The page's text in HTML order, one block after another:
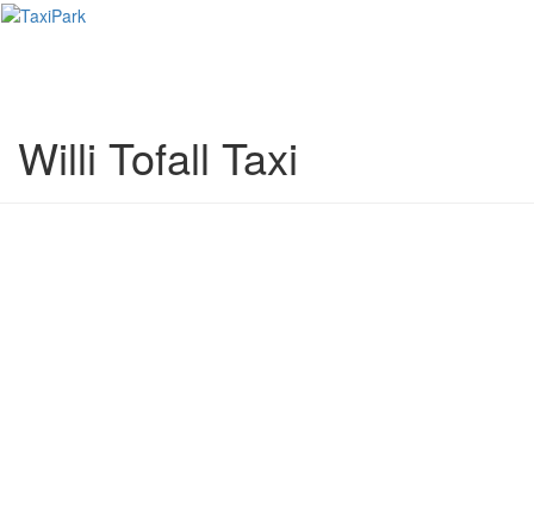
Willi Tofall Taxi